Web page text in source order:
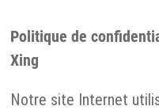
Politique de
Xing
Notre site Internet